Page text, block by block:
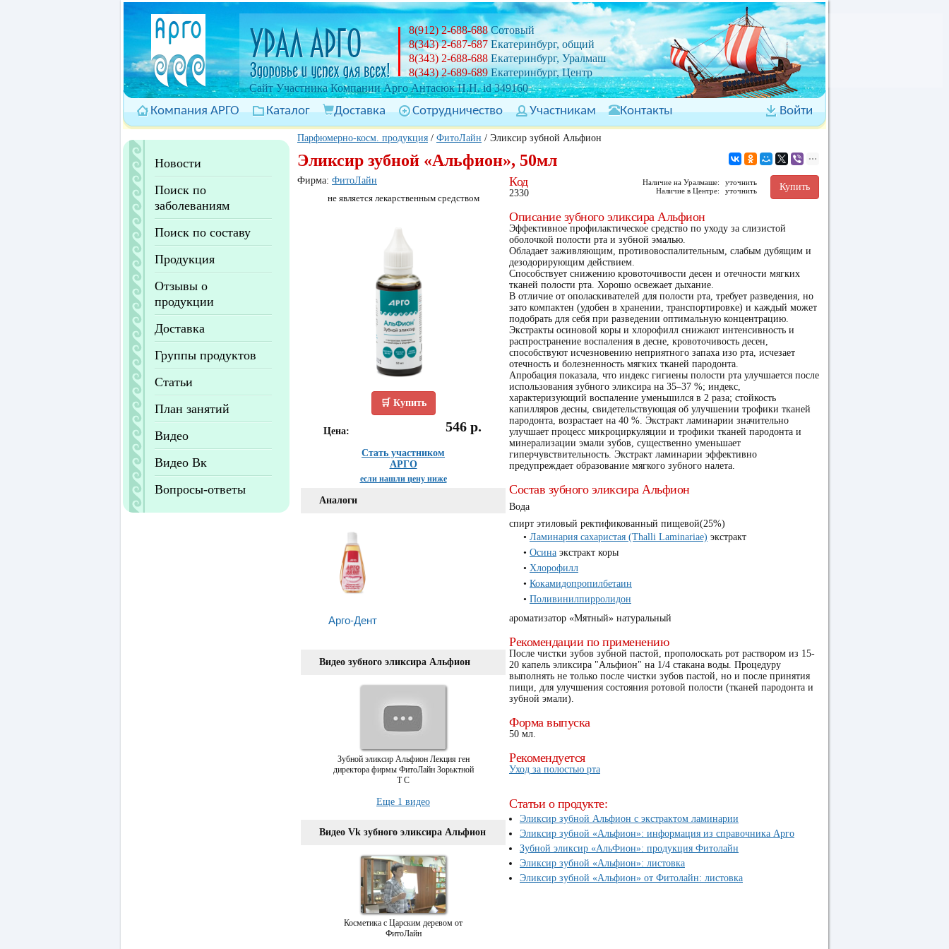
Cайт Участника Компании Арго Антасюк Н.Н. id 349160
8(912) 2-688-688Сотовый
8(343) 2-687-687 Екатеринбург, общий
8(343) 2-688-688 Екатеринбург, Уралмаш
8(343) 2-689-689 Екатеринбург, Центр
Компания АРГО Каталог Доставка Сотрудничество Участникам Контакты Войти
Новости
Поиск по
заболеваниям
Поиск по составу
Продукция
Отзывы о
продукции
Доставка
Группы продуктов
Статьи
План занятий
Видео
Видео Вк
Вопросы-ответы
Парфюмерно-косм. продукция / ФитоЛайн / Эликсир зубной Альфион
Эликсир зубной «Альфион», 50мл
Фирма: ФитоЛайн
не является лекарственным средством
🛒 Купить
Цена: 546 р.
Стать участником
АРГО
если нашли цену ниже
Аналоги
Арго-Дент
Видео зубного эликсира Альфион
Зубной эликсир Альфион Лекция ген
директора фирмы ФитоЛайн Зорьктной
Т С
Еще 1 видео
Видео Vk зубного эликсира Альфион
Косметика с Царским деревом от
ФитоЛайн
Наличие на Уралмаше:
уточнить
Наличие в Центре:
уточнить Купить
Код
2330
Описание зубного эликсира Альфион
Эффективное профилактическое средство по уходу за слизистой
оболочкой полости рта и зубной эмалью.
Обладает заживляющим, противовоспалительным, слабым дубящим и
дезодорирующим действием.
Способствует снижению кровоточивости десен и отечности мягких
тканей полости рта. Хорошо освежает дыхание.
В отличие от ополаскивателей для полости рта, требует разведения, но
зато компактен (удобен в хранении, транспортировке) и каждый может
подобрать для себя при разведении оптимальную концентрацию.
Экстракты осиновой коры и хлорофилл снижают интенсивность и
распространение воспаления в десне, кровоточивость десен,
способствуют исчезновению неприятного запаха изо рта, исчезает
отечность и болезненность мягких тканей пародонта.
Апробация показала, что индекс гигиены полости рта улучшается после
использования зубного эликсира на 35–37 %; индекс,
характеризующий воспаление уменьшился в 2 раза; стойкость
капилляров десны, свидетельствующая об улучшении трофики тканей
пародонта, возрастает на 40 %. Экстракт ламинарии значительно
улучшает процесс микроциркуляции и трофики тканей пародонта и
минерализации эмали зубов, существенно уменьшает
гиперчувствительность. Экстракт ламинарии эффективно
предупреждает образование мягкого зубного налета.
Состав зубного эликсира Альфион
Вода
спирт этиловый ректификованный пищевой(25%)
Ламинария сахаристая (Thalli Laminariae) экстракт
Осина экстракт коры
Хлорофилл
Кокамидопропилбетаин
Поливинилпирролидон
ароматизатор «Мятный» натуральный
Рекомендации по применению
После чистки зубов зубной пастой, прополоскать рот раствором из 15-
20 капель эликсира "Альфион" на 1/4 стакана воды. Процедуру
выполнять не только после чистки зубов пастой, но и после принятия
пищи, для улучшения состояния ротовой полости (тканей пародонта и
зубной эмали).
Форма выпуска
50 мл.
Рекомендуется
Уход за полостью рта
Статьи о продукте:
Эликсир зубной Альфион с экстрактом ламинарии
Эликсир зубной «Альфион»: информация из справочника Арго
Зубной эликсир «АльФион»: продукция Фитолайн
Эликсир зубной «Альфион»: листовка
Эликсир зубной «Альфион» от Фитолайн: листовка